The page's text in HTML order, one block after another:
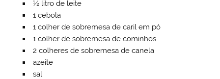
½ litro de leite
1 cebola
1 colher de sobremesa de caril em pó
1 colher de sobremesa de cominhos
2 colheres de sobremesa de canela
azeite
sal